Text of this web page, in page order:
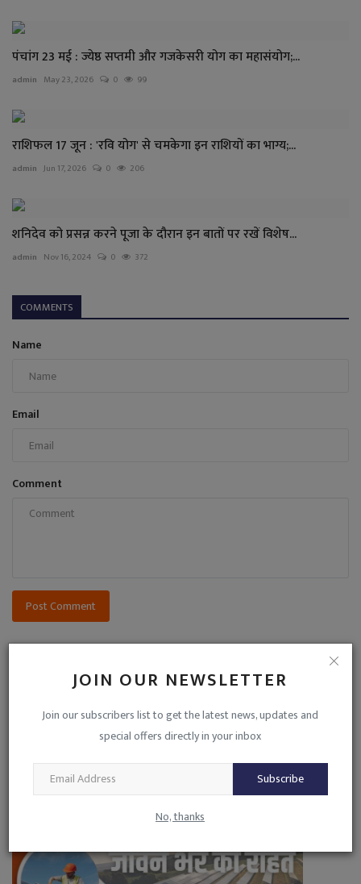
JOIN OUR NEWSLETTER
Join our subscribers list to get the latest news, updates and
special offers directly in your inbox
Subscribe
No, thanks
पंचांग 23 मई : ज्येष्ठ सप्तमी और गजकेसरी योग का महासंयोग;...
admin May 23, 2026 0 99
राशिफल 17 जून : 'रवि योग' से चमकेगा इन राशियों का भाग्य;...
admin Jun 17, 2026 0 206
शनिदेव को प्रसन्न करने पूजा के दौरान इन बातों पर रखें विशेष...
admin Nov 16, 2024 0 372
COMMENTS
Name
Email
Comment
Post Comment
VIRAT POWER 01